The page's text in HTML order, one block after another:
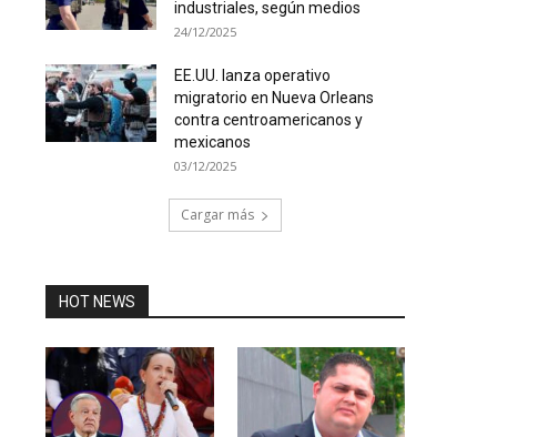
industriales, según medios
24/12/2025
EE.UU. lanza operativo
migratorio en Nueva Orleans
contra centroamericanos y
mexicanos
03/12/2025
Cargar más
HOT NEWS